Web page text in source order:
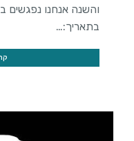
בתאריך:…